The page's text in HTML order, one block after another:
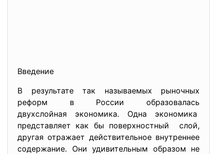
Введение
В результате так называемых рыночных
реформ в России образовалась
двухслойная экономика. Одна экономика
представляет как бы поверхностный слой,
другая отражает действительное внутреннее
содержание. Они удивительным образом не